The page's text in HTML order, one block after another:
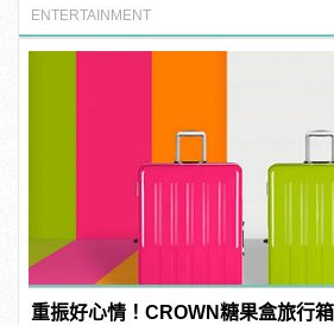
ENTERTAINMENT
重振好心情！CROWN糖果盒旅行